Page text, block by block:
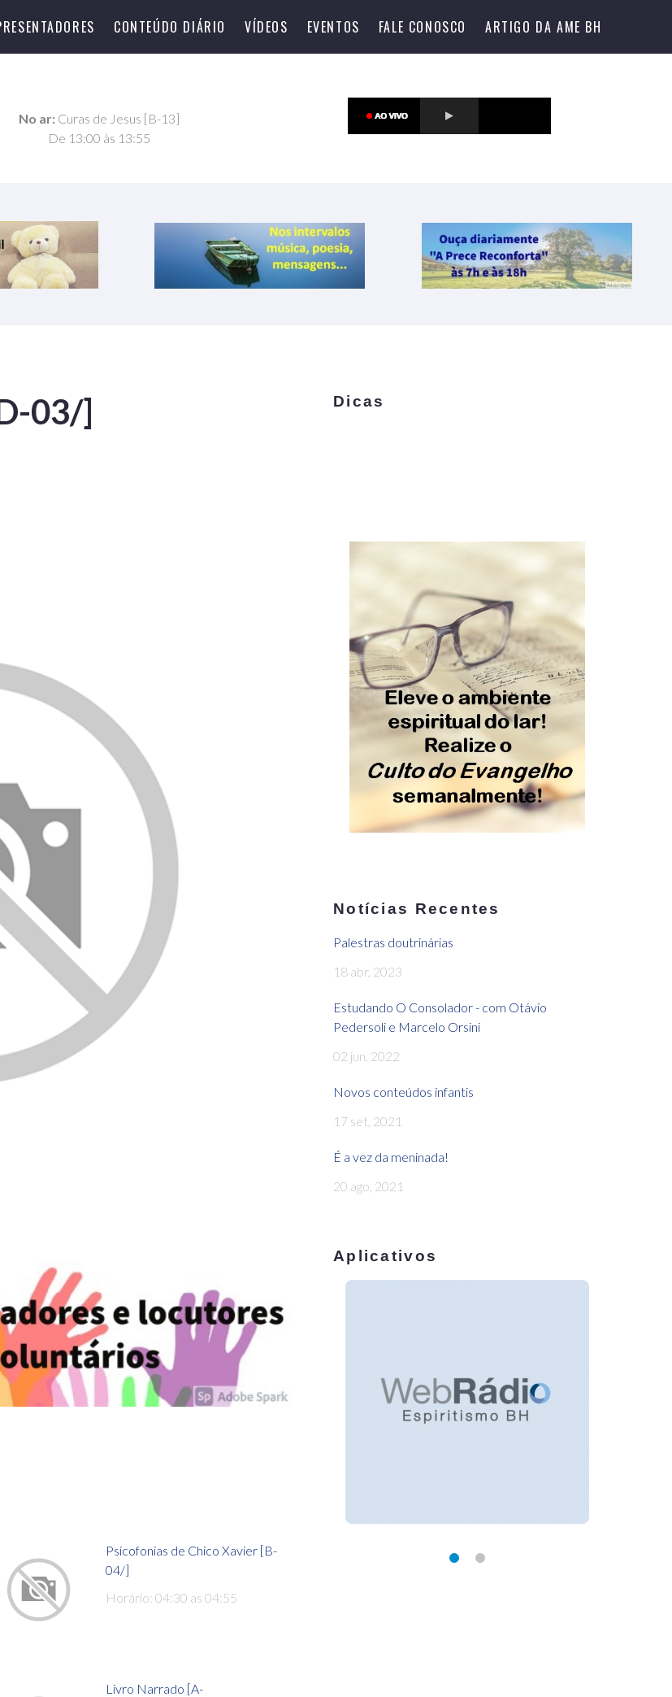
CONTEÚDO DIÁRIO VÍDEOS EVENTOS FALE CONOSCO ARTIGO DA AME BH
No ar: Curas de Jesus [B-13]
De 13:00 às 13:55
03/]
Psicofonias de Chico Xavier [B-
04/]
Horário: 04:30 as 04:55
Livro Narrado [A-
Dicas
Notícias Recentes
Palestras doutrinárias
18 abr, 2023
Estudando O Consolador - com Otávio
Pedersoli e Marcelo Orsini
02 jun, 2022
Novos conteúdos infantis
17 set, 2021
É a vez da meninada!
20 ago, 2021
Aplicativos